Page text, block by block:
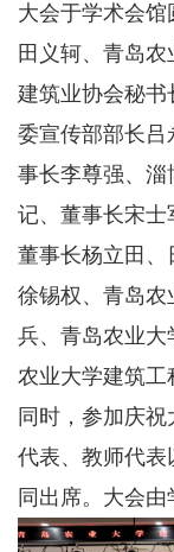
大会于学术会
田义轲、青岛
建筑业协会秘书
委宣传部部长
事长李尊强、淄
记、董事长宋士
董事长杨立田、
徐锡权、青岛农
兵、青岛农业大
农业大学建筑工
同时，参加庆
代表、教师代
同出席。大会由